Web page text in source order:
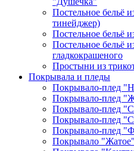
Постельное бельё
тинейджер)
Постельное бельё
Постельное бельё
гладкокрашеного
Простыни из
Покрывала и пледы
Покрывало-плед
Покрывало-плед
Покрывало-плед
Покрывало-плед
Покрывало-плед
Покрывало